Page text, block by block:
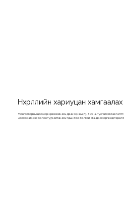
Нөхөрлөлийн хариуцан
Монгол орны цоохор ирвэсийн амьдрах орчны 75-80% нь тусгай
цоохор ирвэс болон туурайтан амьтдын тоо толгой, амьдрах орчинд төрөл